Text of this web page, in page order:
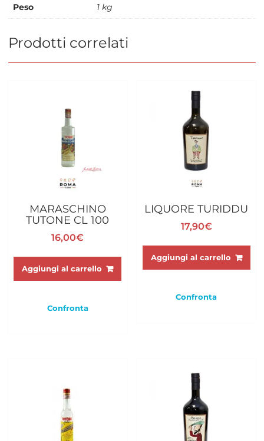
Peso 1 kg
Prodotti correlati
MARASCHINO
TUTONE CL 100
16,00€
Aggiungi al carrello
Confronta
LIQUORE TURIDDU
17,90€
Aggiungi al carrello
Confronta